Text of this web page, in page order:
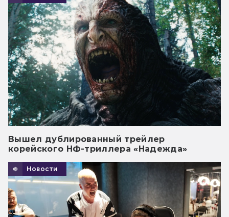
Вышел дублированный трейлер
корейского НФ-триллера «Надежда»
Новости